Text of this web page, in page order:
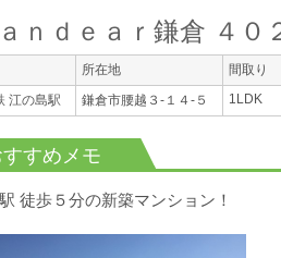
ｎｄｅａｒ鎌倉 ４０
江の島駅
所在地
鎌倉市腰越３-１４-５
間取り
1LDK
すめメモ
徒歩５分の新築マンション！